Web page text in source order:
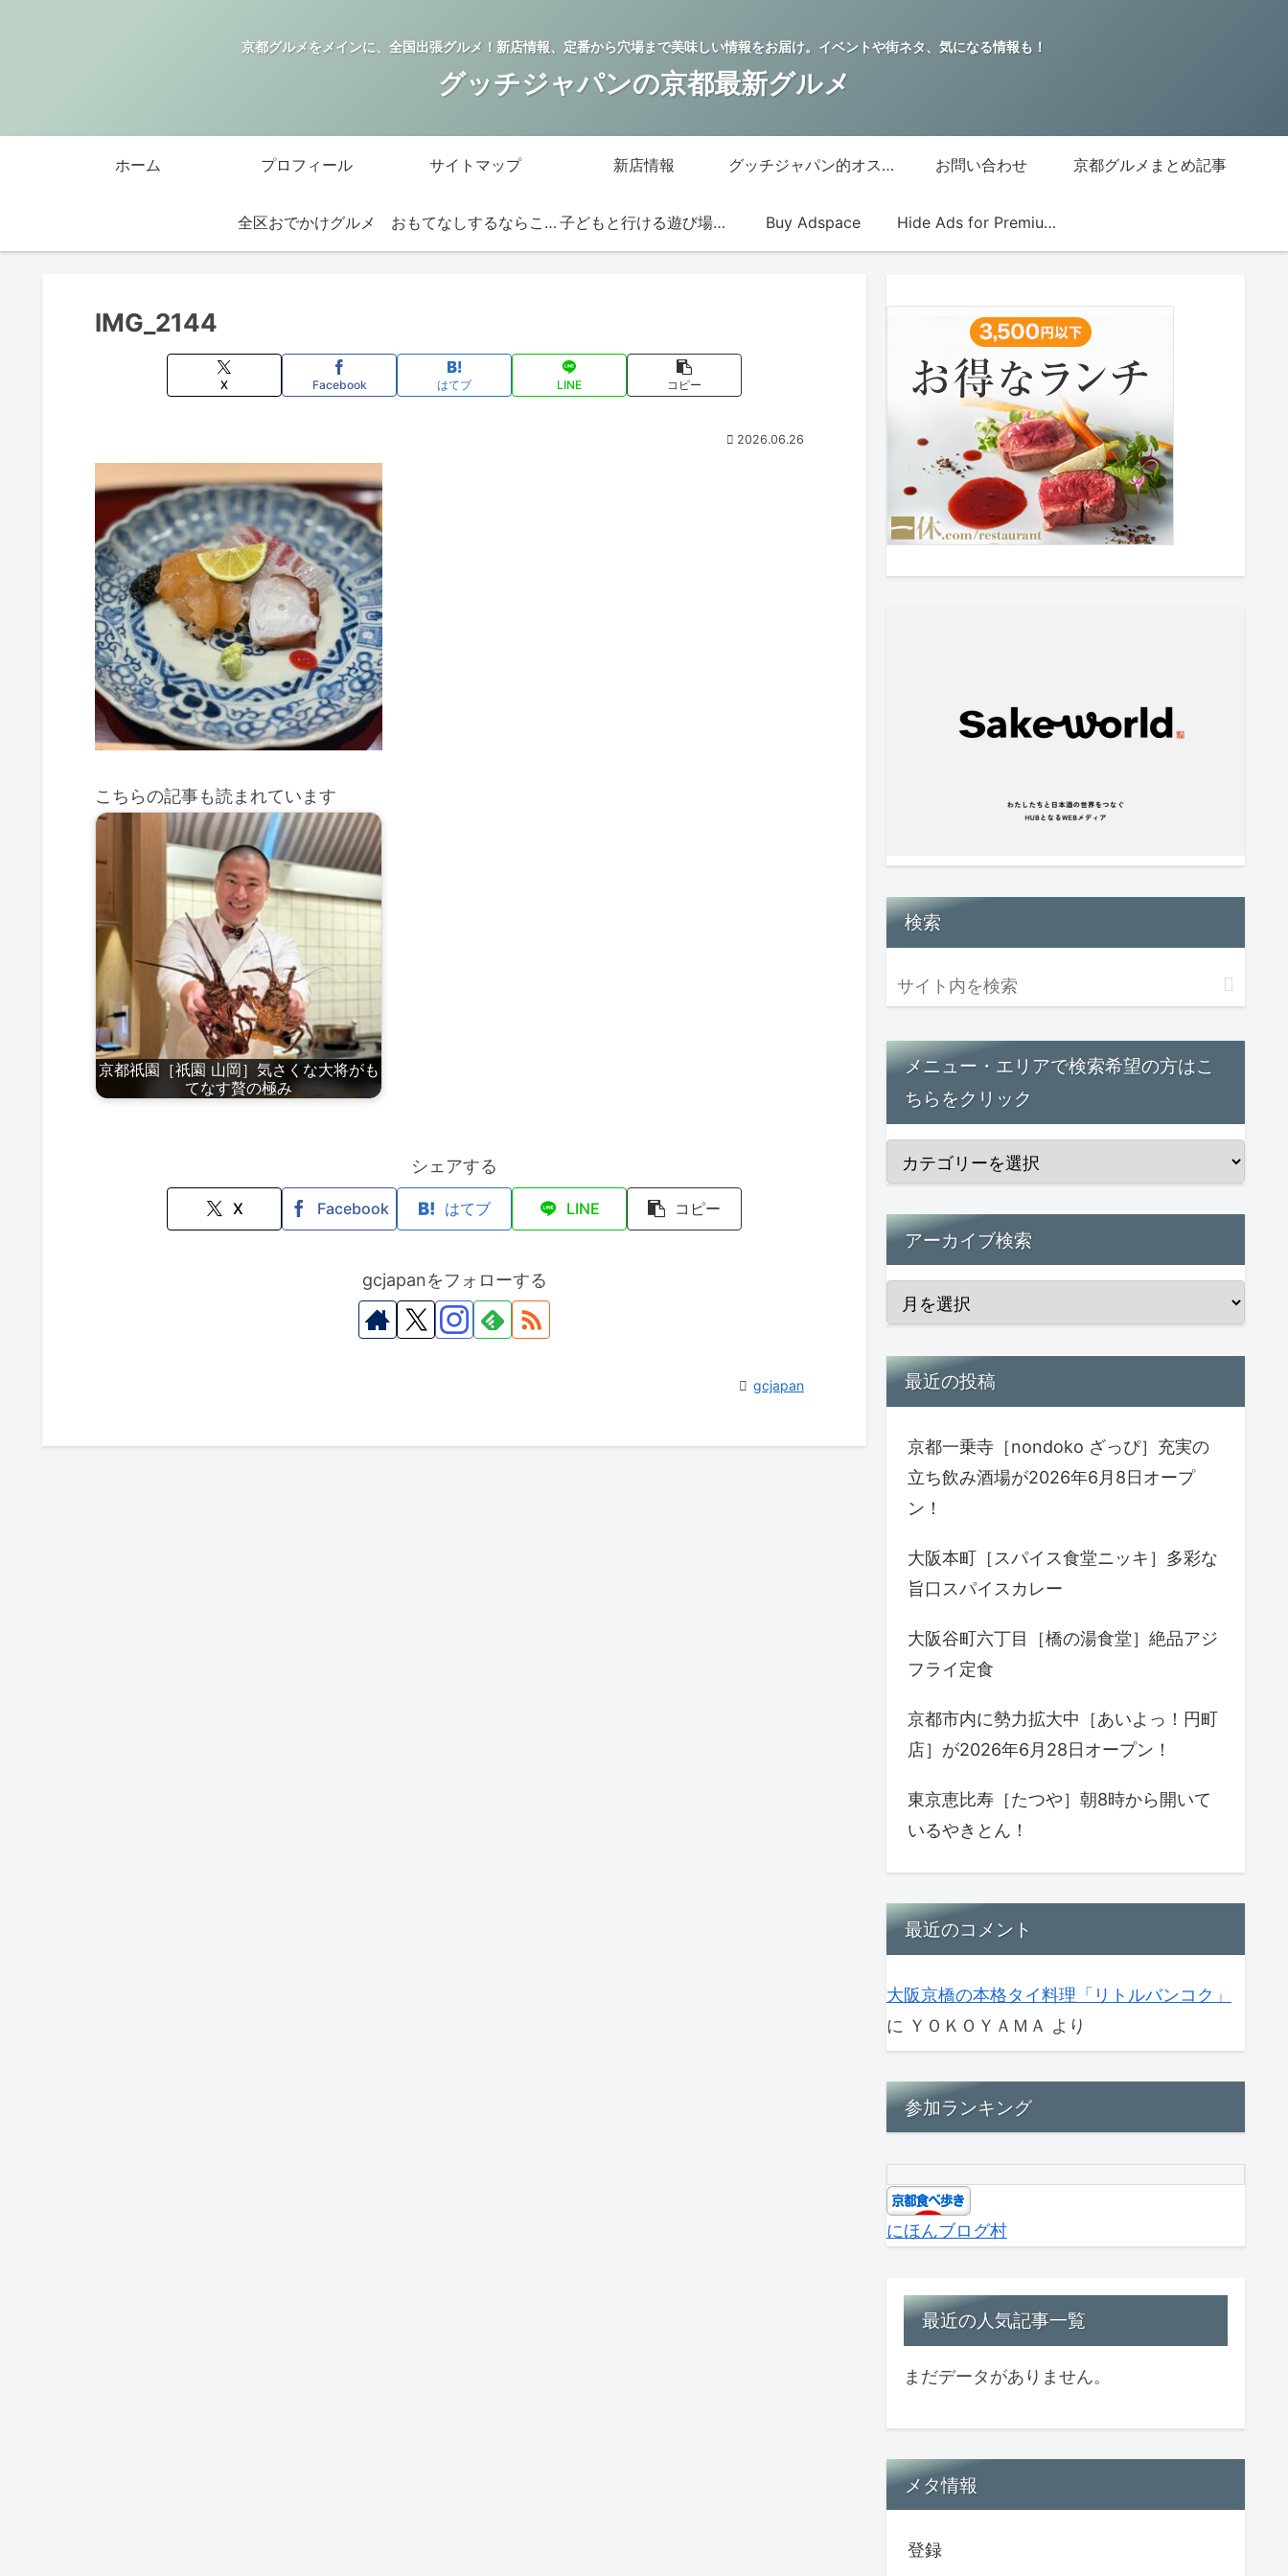
京都グルメをメインに、全国出張グルメ！新店情報、定番から穴場まで美味しい情報をお届け。イベントや街ネタ、気になる情報も！
グッチジャパンの京都最新グルメ
ホーム プロフィール サイトマップ 新店情報 グッチジャパン的オススメ店 お問い合わせ 京都グルメまとめ記事
全区おでかけグルメ おもてなしするならこの店 子どもと行ける遊び場・お店 Buy Adspace Hide Ads for Premium Members
IMG_2144
X Facebook はてブ LINE コピー
2026.06.26
こちらの記事も読まれています
京都祇園［祇園 山岡］気さくな大将がも
てなす贅の極み
シェアする
X Facebook はてブ LINE コピー
gcjapanをフォローする
gcjapan
検索
メニュー・エリアで検索希望の方はこ
ちらをクリック
アーカイブ検索
最近の投稿
京都一乗寺［nondoko ざっぴ］充実の
立ち飲み酒場が2026年6月8日オープ
ン！
大阪本町［スパイス食堂ニッキ］多彩な
旨口スパイスカレー
大阪谷町六丁目［橋の湯食堂］絶品アジ
フライ定食
京都市内に勢力拡大中［あいよっ！円町
店］が2026年6月28日オープン！
東京恵比寿［たつや］朝8時から開いて
いるやきとん！
最近のコメント
大阪京橋の本格タイ料理「リトルバンコク」
に ＹＯＫＯＹＡＭＡ より
参加ランキング
にほんブログ村
最近の人気記事一覧
まだデータがありません。
メタ情報
登録